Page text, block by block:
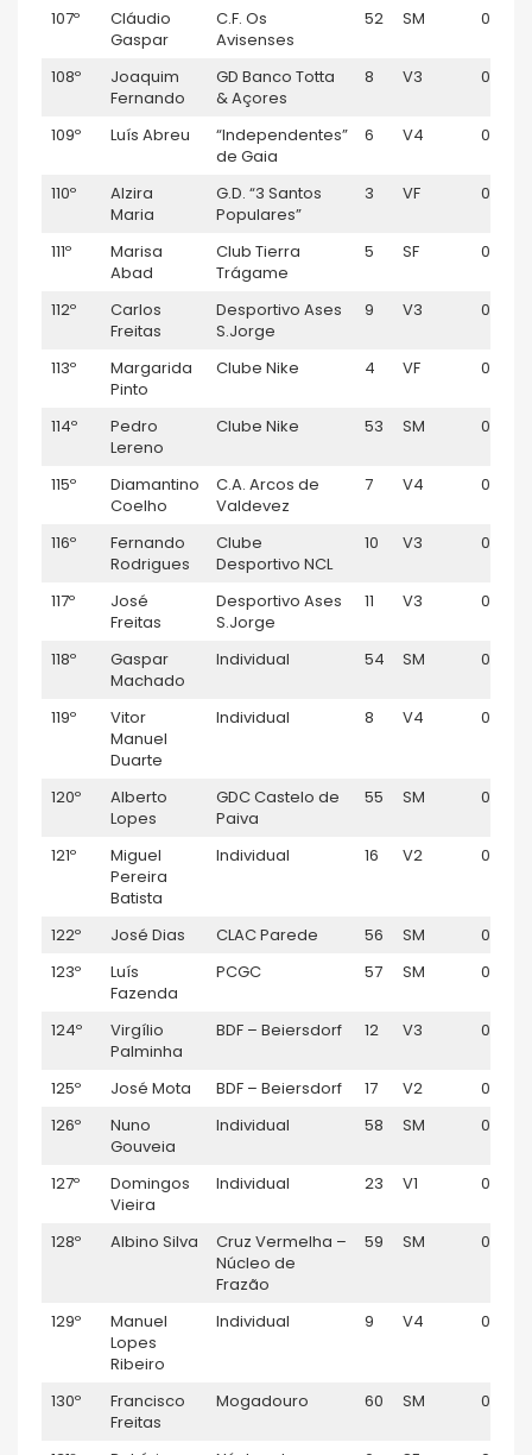
107º
Cláudio
Gaspar
C.F. Os
Avisenses
52 SM
108º
Joaquim
Fernando
GD Banco Totta
& Açores
8 V3
109º Luís Abreu
“Independentes”
de Gaia
6 V4
110º
Alzira
Maria
G.D. “3 Santos
Populares”
3 VF
111º
Marisa
Abad
Club Tierra
Trágame
5 SF
112º
Carlos
Freitas
Desportivo Ases
S.Jorge
9 V3
113º
Margarida
Pinto
Clube Nike 4 VF
114º
Pedro
Lereno
Clube Nike 53 SM
115º
Diamantino
Coelho
C.A. Arcos de
Valdevez
7 V4
116º
Fernando
Rodrigues
Clube
Desportivo NCL
10 V3
117º
José
Freitas
Desportivo Ases
S.Jorge
11 V3
118º
Gaspar
Machado
Individual 54 SM
119º
Vitor
Manuel
Duarte
Individual 8 V4
120º
Alberto
Lopes
GDC Castelo de
Paiva
55 SM
121º
Miguel
Pereira
Batista
Individual 16 V2
122º José Dias CLAC Parede 56 SM
123º
Luís
Fazenda
PCGC 57 SM
124º
Virgílio
Palminha
BDF – Beiersdorf 12 V3
125º José Mota BDF – Beiersdorf 17 V2
01:31:21
126º
Nuno
Gouveia
Individual 58 SM
127º
Domingos
Vieira
Individual 23 V1
128º Albino Silva
Cruz Vermelha –
Núcleo de
Frazão
59 SM
129º
Manuel
Lopes
Ribeiro
Individual 9 V4
130º
Francisco
Freitas
Mogadouro 60 SM